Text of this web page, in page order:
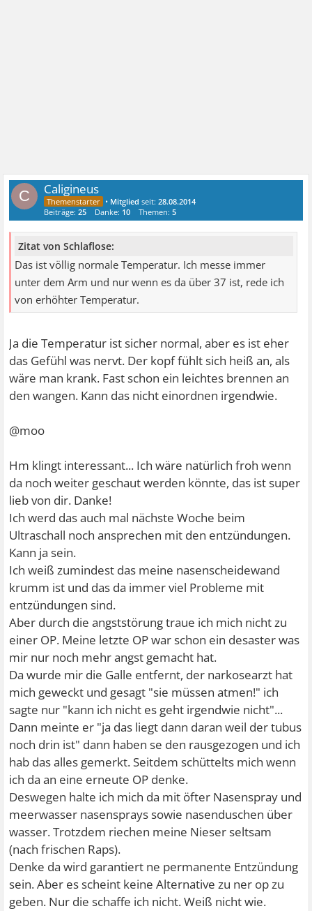
C Caligineus
• Mitglied seit:28.08.2014
Beiträge:25 Danke: 10 Themen:5
Zitat von Schlaflose:
Das ist völlig normale Temperatur. Ich messe immer
unter dem Arm und nur wenn es da über 37 ist, rede ich
von erhöhter Temperatur.
Ja die Temperatur ist sicher normal, aber es ist eher
das Gefühl was nervt. Der kopf fühlt sich heiß an, als
wäre man krank. Fast schon ein leichtes brennen an
den wangen. Kann das nicht einordnen irgendwie.
@moo
Hm klingt interessant... Ich wäre natürlich froh wenn
da noch weiter geschaut werden könnte, das ist super
lieb von dir. Danke!
Ich werd das auch mal nächste Woche beim
Ultraschall noch ansprechen mit den entzündungen.
Kann ja sein.
Ich weiß zumindest das meine nasenscheidewand
krumm ist und das da immer viel Probleme mit
entzündungen sind.
Aber durch die angststörung traue ich mich nicht zu
einer OP. Meine letzte OP war schon ein desaster was
mir nur noch mehr angst gemacht hat.
Da wurde mir die Galle entfernt, der narkosearzt hat
mich geweckt und gesagt "sie müssen atmen!" ich
sagte nur "kann ich nicht es geht irgendwie nicht"...
Dann meinte er "ja das liegt dann daran weil der tubus
noch drin ist" dann haben se den rausgezogen und ich
hab das alles gemerkt. Seitdem schüttelts mich wenn
ich da an eine erneute OP denke.
Deswegen halte ich mich da mit öfter Nasenspray und
meerwasser nasensprays sowie nasenduschen über
wasser. Trotzdem riechen meine Nieser seltsam
(nach frischen Raps).
Denke da wird garantiert ne permanente Entzündung
sein. Aber es scheint keine Alternative zu ner op zu
geben. Nur die schaffe ich nicht. Weiß nicht wie.